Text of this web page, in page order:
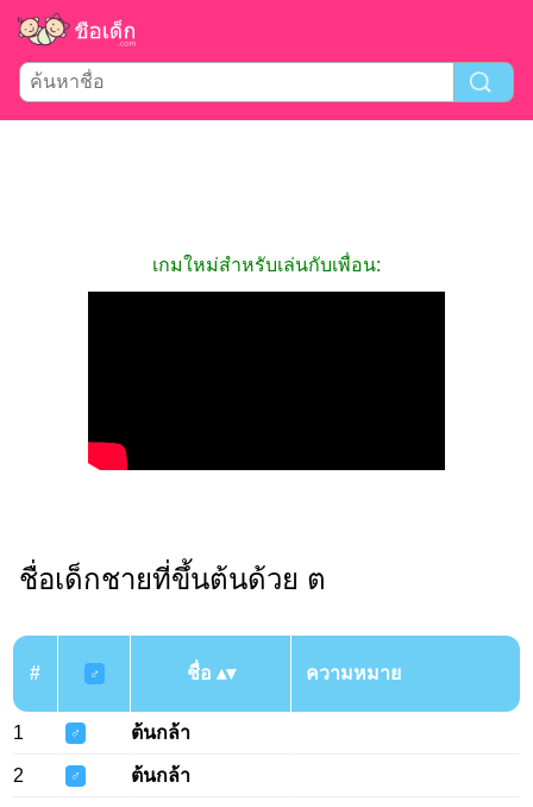
เกมใหม่สำหรับเล่นกับเพื่อน:
ชื่อเด็กชายที่ขึ้นต้นด้วย ต
# ♂ ชื่อ ความหมาย
1 ♂ ต้นกล้า
2 ♂ ต้นกล้า